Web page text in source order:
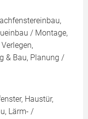
/ Montage,
& Bau, Planung /
Haustür,
Lärm- /